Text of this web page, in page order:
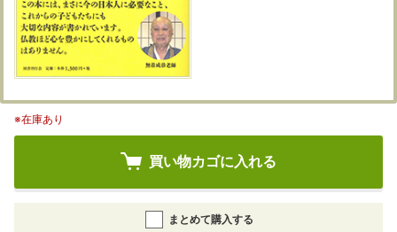
※在庫あり
買い物カゴに入れる
まとめて購入する